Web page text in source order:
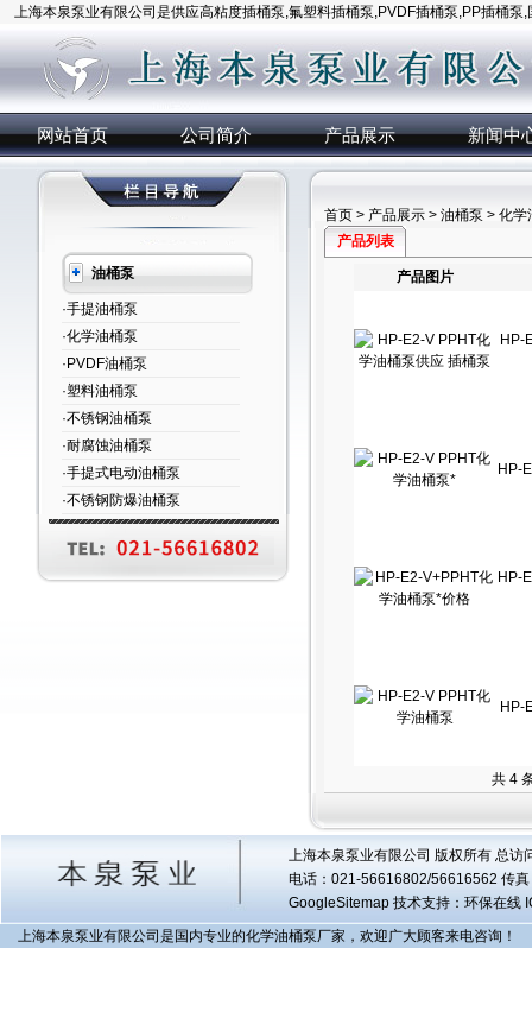
上海本泉泵业有限公司是供应高粘度插桶泵,氟塑料插桶泵,PVDF插桶泵,PP插桶泵
网站首页 公司简介 产品展示 新闻中
油桶泵
·手提油桶泵
·化学油桶泵
·PVDF油桶泵
·塑料油桶泵
·不锈钢油桶泵
·耐腐蚀油桶泵
·手提式电动油桶泵
·不锈钢防爆油桶泵
首页 > 产品展示 > 油桶泵 > 化学
产品列表
产品图片
HP-
HP-
HP-
HP-
共 4
上海本泉泵业有限公司 版权所有 总访
电话：021-56616802/56616562 传
GoogleSitemap技术支持：环保在线
上海本泉泵业有限公司是国内专业的化学油桶泵厂家，欢迎广大顾客来电咨询！